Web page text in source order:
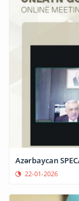
Azərbaycan
22-01-2026